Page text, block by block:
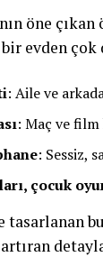
öne
evden çok
: Aile ve
: Maç ve
: Sessiz,
çocuk